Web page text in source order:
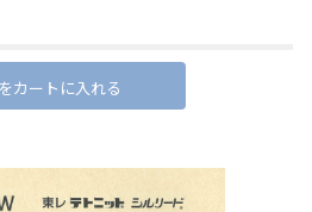
カートに入れる